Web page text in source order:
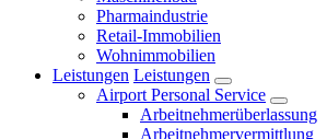
Pharmaindustrie
Retail-Immobilien
Wohnimmobilien
Leistungen Leistungen
Airport Personal Service
Arbeitnehmerüberlassung
Arbeitnehmervermittlung